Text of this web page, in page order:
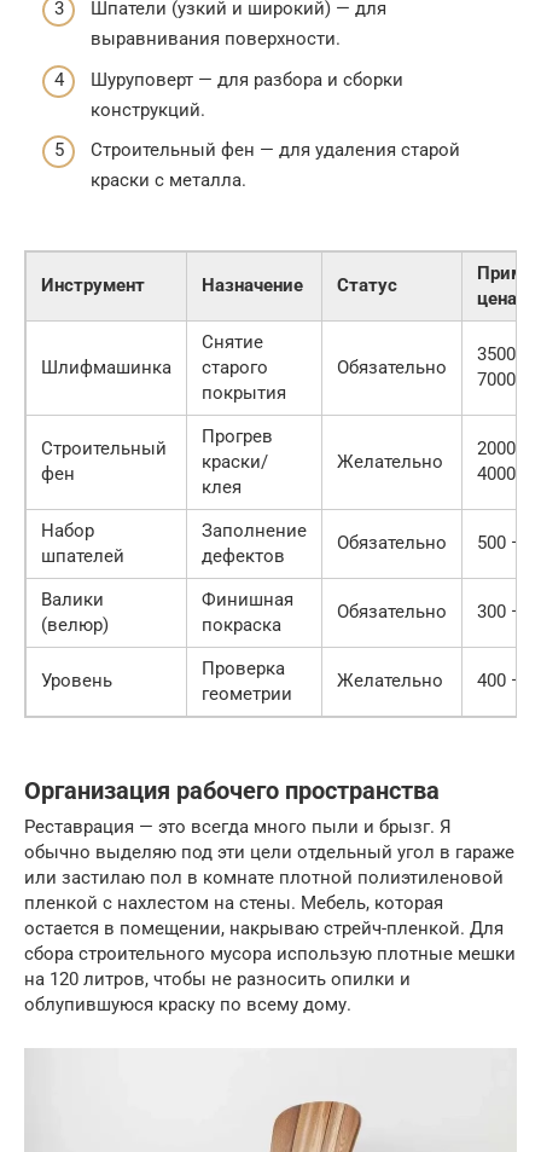
Шпатели (узкий и широкий) — для
выравнивания поверхности.
Шуруповерт — для разбора и сборки
конструкций.
Строительный фен — для удаления старой
краски с металла.
Инструмент Назначение Статус
цена
Шлифмашинка
Снятие
старого
покрытия
Обязательно
3500 —
7000
Строительный
фен
Прогрев
краски/
клея
Желательно
2000 —
4000
Набор
шпателей
Заполнение
дефектов
Обязательно 500 —
Валики
(велюр)
Финишная
покраска
Обязательно 300 —
Уровень
Проверка
геометрии
Желательно 400 —
Организация рабочего пространства
Реставрация — это всегда много пыли и брызг. Я
обычно выделяю под эти цели отдельный угол в гараже
или застилаю пол в комнате плотной полиэтиленовой
пленкой с нахлестом на стены. Мебель, которая
остается в помещении, накрываю стрейч-пленкой. Для
сбора строительного мусора использую плотные мешки
на 120 литров, чтобы не разносить опилки и
облупившуюся краску по всему дому.